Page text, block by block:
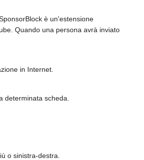
è un'estensione
Quando una persona avrà inviato
in Internet.
determinata scheda.
o sinistra-destra.